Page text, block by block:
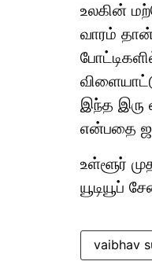
உலகின்
வாரம்
இந்த இரு
என்பதை
உள்ளூர்
யூடியூப்
vaibhav